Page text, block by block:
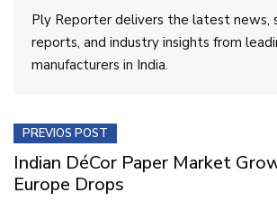
Ply Reporter delivers the latest news,
reports, and industry insights from
manufacturers in India.
PREVIOS POST
Indian DéCor Paper Market
Europe Drops